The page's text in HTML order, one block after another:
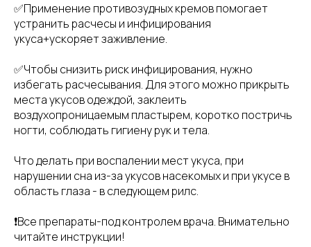
✅Применение противозудных кремов помогает
устранить расчесы и инфицирования
укуса+ускоряет заживление.
✅Чтобы снизить риск инфицирования, нужно
избегать расчесывания. Для этого можно прикрыть
места укусов одеждой, заклеить
воздухопроницаемым пластырем, коротко постричь
ногти, соблюдать гигиену рук и тела.
Что делать при воспалении мест укуса, при
нарушении сна из-за укусов насекомых и при укусе в
область глаза - в следующем рилс.
❗️Все препараты-под контролем врача. Внимательно
читайте инструкции!